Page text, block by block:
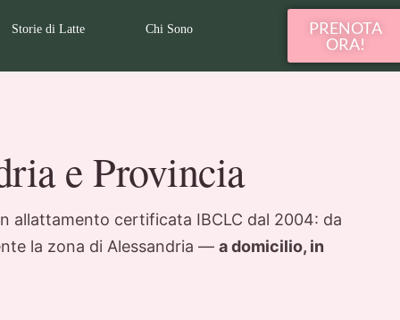
Storie di Latte Chi Sono
PRENOTA
ORA!
e Provincia
allattamento certificata IBCLC dal 2004: da
la zona di Alessandria — a domicilio, in